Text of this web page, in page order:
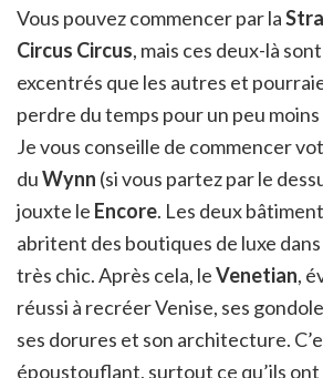
Vous pouvez commencer par la
Circus Circus, mais ces deux-là
excentrés que les autres et
perdre du temps pour un peu
Je vous conseille de commencer
duWynn (si vous partez par le
jouxte le Encore. Les deux
abritent des boutiques de luxe
très chic. Après cela, leVenetian,
réussi à recréer Venise, ses
ses dorures et son architecture.
époustouflant, surtout ce qu’ils ont